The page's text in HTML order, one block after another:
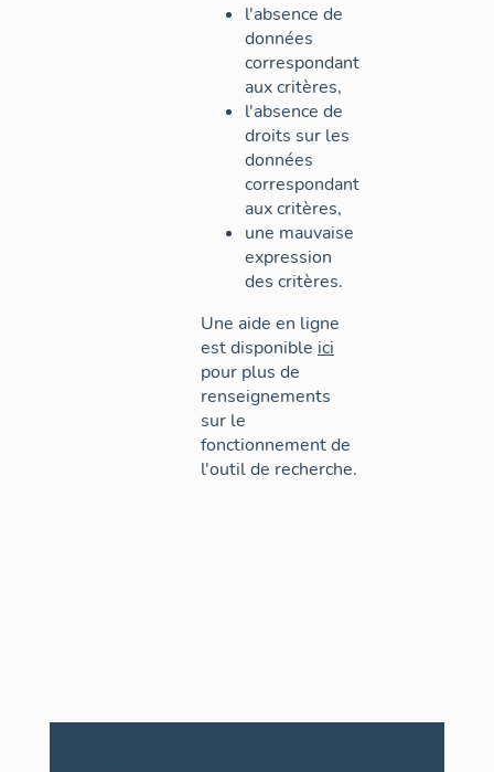
l'absence de
données
correspondant
aux critères,
l'absence de
droits sur les
données
correspondant
aux critères,
une mauvaise
expression
des critères.
Une aide en ligne
est disponible ici
pour plus de
renseignements
sur le
fonctionnement de
l'outil de recherche.